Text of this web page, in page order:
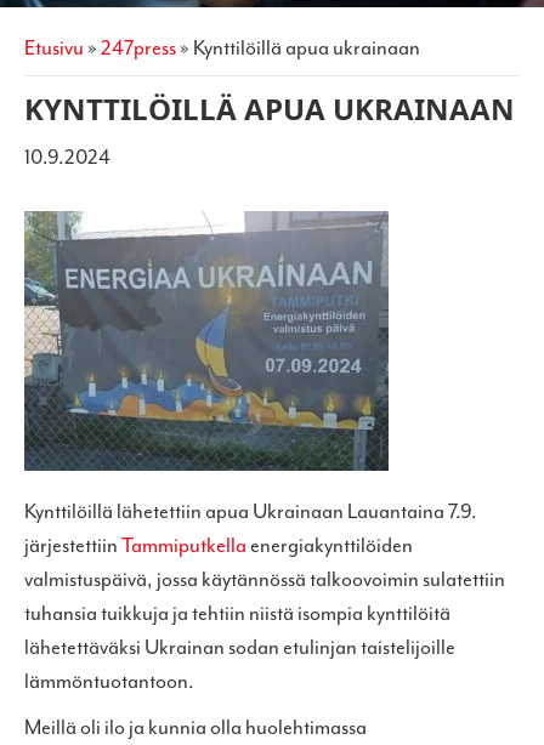
etusivu» 247press» kynttilöillä apua ukrainaan
KYNTTILÖILLÄ APUA UKRAINAAN
10.9.2024
Kynttilöillä lähetettiin apua Ukrainaan Lauantaina 7.9.
järjestettiinTammiputkellaenergiakynttilöiden
valmistuspäivä, jossa käytännössä talkoovoimin sulatettiin
tuhansia tuikkuja ja tehtiin niistä isompia kynttilöitä
lähetettäväksi Ukrainan sodan etulinjan taistelijoille
lämmöntuotantoon.
Meillä oli ilo ja kunnia olla huolehtimassa